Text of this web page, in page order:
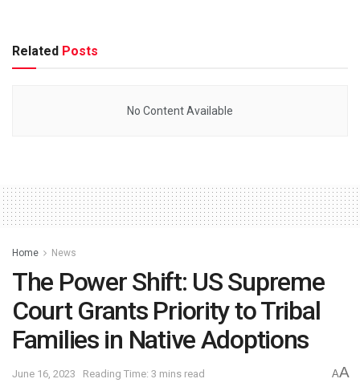
Related Posts
No Content Available
Home News
The Power Shift: US Supreme
Court Grants Priority to Tribal
Families in Native Adoptions
June 16, 2023 Reading Time: 3 mins read AA